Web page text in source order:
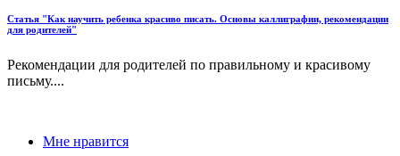
Статья "Как научить ребенка красиво писать. Основы каллиграфии, рекомендации
для родителей"
Рекомендации для родителей по правильному и красивому
письму....
Мне нравится